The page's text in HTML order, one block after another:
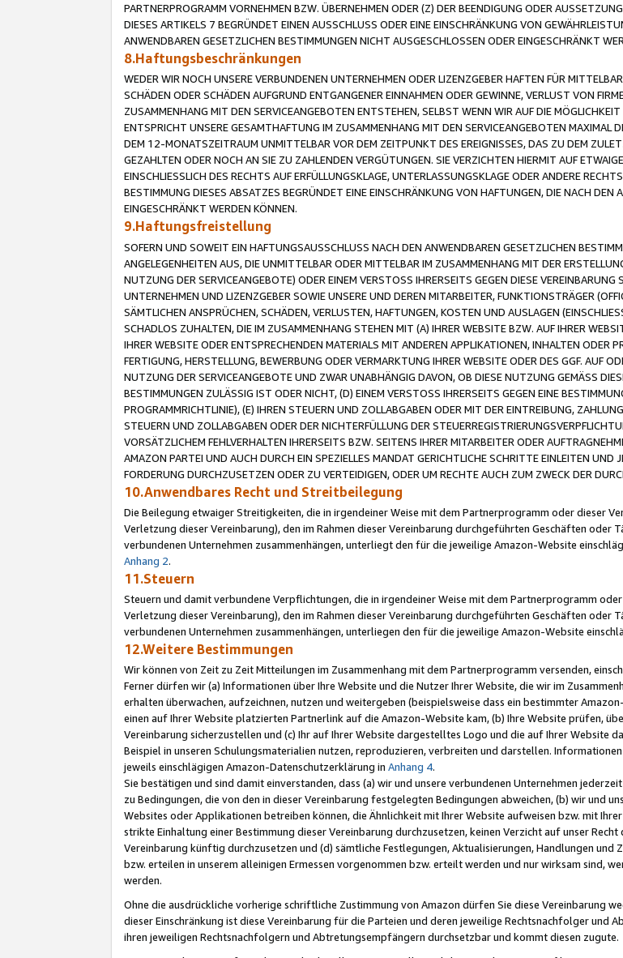
PARTNERPROGRAMM VORNEHMEN BZW. ÜBERNEHMEN ODER (Z) DER BEENDIGUNG ODER
DIESES ARTIKELS 7 BEGRÜNDET EINEN AUSSCHLUSS ODER EINE EINSCHRÄNKUNG VON
ANWENDBAREN GESETZLICHEN BESTIMMUNGEN NICHT AUSGESCHLOSSEN ODER EINGESCHRÄNKT
8.Haftungsbeschränkungen
WEDER WIR NOCH UNSERE VERBUNDENEN UNTERNEHMEN ODER LIZENZGEBER HAFTEN FÜR
SCHÄDEN ODER SCHÄDEN AUFGRUND ENTGANGENER EINNAHMEN ODER GEWINNE, VERLUST VON
ZUSAMMENHANG MIT DEN SERVICEANGEBOTEN ENTSTEHEN, SELBST WENN WIR AUF DIE
ENTSPRICHT UNSERE GESAMTHAFTUNG IM ZUSAMMENHANG MIT DEN SERVICEANGEBOTEN MAXIMAL
DEM 12-MONATSZEITRAUM UNMITTELBAR VOR DEM ZEITPUNKT DES EREIGNISSES, DAS ZU DEM
GEZAHLTEN ODER NOCH AN SIE ZU ZAHLENDEN VERGÜTUNGEN. SIE VERZICHTEN HIERMIT AUF
EINSCHLIESSLICH DES RECHTS AUF ERFÜLLUNGSKLAGE, UNTERLASSUNGSKLAGE ODER ANDERE
BESTIMMUNG DIESES ABSATZES BEGRÜNDET EINE EINSCHRÄNKUNG VON HAFTUNGEN, DIE NACH
EINGESCHRÄNKT WERDEN KÖNNEN.
9.Haftungsfreistellung
SOFERN UND SOWEIT EIN HAFTUNGSAUSSCHLUSS NACH DEN ANWENDBAREN GESETZLICHEN
ANGELEGENHEITEN AUS, DIE UNMITTELBAR ODER MITTELBAR IM ZUSAMMENHANG MIT DER
NUTZUNG DER SERVICEANGEBOTE) ODER EINEM VERSTOSS IHRERSEITS GEGEN DIESE
UNTERNEHMEN UND LIZENZGEBER SOWIE UNSERE UND DEREN MITARBEITER, FUNKTIONSTRÄGER
SÄMTLICHEN ANSPRÜCHEN, SCHÄDEN, VERLUSTEN, HAFTUNGEN, KOSTEN UND AUSLAGEN
SCHADLOS ZUHALTEN, DIE IM ZUSAMMENHANG STEHEN MIT (A) IHRER WEBSITE BZW. AUF IHRER
IHRER WEBSITE ODER ENTSPRECHENDEN MATERIALS MIT ANDEREN APPLIKATIONEN, INHALTEN ODER
FERTIGUNG, HERSTELLUNG, BEWERBUNG ODER VERMARKTUNG IHRER WEBSITE ODER DES GGF. AUF
NUTZUNG DER SERVICEANGEBOTE UND ZWAR UNABHÄNGIG DAVON, OB DIESE NUTZUNG GEMÄSS
BESTIMMUNGEN ZULÄSSIG IST ODER NICHT, (D) EINEM VERSTOSS IHRERSEITS GEGEN EINE
PROGRAMMRICHTLINIE), (E) IHREN STEUERN UND ZOLLABGABEN ODER MIT DER EINTREIBUNG,
STEUERN UND ZOLLABGABEN ODER DER NICHTERFÜLLUNG DER
VORSÄTZLICHEM FEHLVERHALTEN IHRERSEITS BZW. SEITENS IHRER MITARBEITER ODER
AMAZON PARTEI UND AUCH DURCH EIN SPEZIELLES MANDAT GERICHTLICHE SCHRITTE EINLEITEN UND
FORDERUNG DURCHZUSETZEN ODER ZU VERTEIDIGEN, ODER UM RECHTE AUCH ZUM ZWECK DER
10.Anwendbares Recht und Streitbeilegung
Die Beilegung etwaiger Streitigkeiten, die in irgendeiner Weise mit dem Partnerprogramm oder dieser
Verletzung dieser Vereinbarung), den im Rahmen dieser Vereinbarung durchgeführten Geschäften oder
verbundenen Unternehmen zusammenhängen, unterliegt den für die jeweilige Amazon-Website
Anhang 2.
11.Steuern
Steuern und damit verbundene Verpflichtungen, die in irgendeiner Weise mit dem Partnerprogramm
Verletzung dieser Vereinbarung), den im Rahmen dieser Vereinbarung durchgeführten Geschäften oder
verbundenen Unternehmen zusammenhängen, unterliegen den für die jeweilige Amazon-Website
12.Weitere Bestimmungen
Wir können von Zeit zu Zeit Mitteilungen im Zusammenhang mit dem Partnerprogramm versenden,
Ferner dürfen wir (a) Informationen über Ihre Website und die Nutzer Ihrer Website, die wir im
erhalten überwachen, aufzeichnen, nutzen und weitergeben (beispielsweise dass ein bestimmter
einen auf Ihrer Website platzierten Partnerlink auf die Amazon-Website kam, (b) Ihre Website prüfen,
Vereinbarung sicherzustellen und (c) Ihr auf Ihrer Website dargestelltes Logo und die auf Ihrer
Beispiel in unseren Schulungsmaterialien nutzen, reproduzieren, verbreiten und darstellen.
jeweils einschlägigen Amazon-Datenschutzerklärung in Anhang 4.
Sie bestätigen und sind damit einverstanden, dass (a) wir und unsere verbundenen Unternehmen
zu Bedingungen, die von den in dieser Vereinbarung festgelegten Bedingungen abweichen, (b) wir und
Websites oder Applikationen betreiben können, die Ähnlichkeit mit Ihrer Website aufweisen bzw. mit
strikte Einhaltung einer Bestimmung dieser Vereinbarung durchzusetzen, keinen Verzicht auf unser
Vereinbarung künftig durchzusetzen und (d) sämtliche Festlegungen, Aktualisierungen, Handlungen und
bzw. erteilen in unserem alleinigen Ermessen vorgenommen bzw. erteilt werden und nur wirksam sind,
werden.
Ohne die ausdrückliche vorherige schriftliche Zustimmung von Amazon dürfen Sie diese Vereinbarung
dieser Einschränkung ist diese Vereinbarung für die Parteien und deren jeweilige Rechtsnachfolger und
ihren jeweiligen Rechtsnachfolgern und Abtretungsempfängern durchsetzbar und kommt diesen zugute.